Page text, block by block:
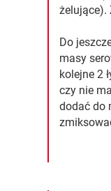
żelujące).
Do
masy
kolejne 2
czy nie
dodać do